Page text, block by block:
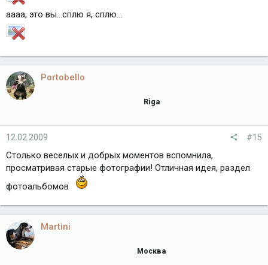
аааа, это вы...сплю я, сплю...
Portobello
Riga
12.02.2009 #15
Столько веселых и добрых моментов вспомнила,
просматривая старые фотографии! Отличная идея, раздел
фотоальбомов
Martini
Москва